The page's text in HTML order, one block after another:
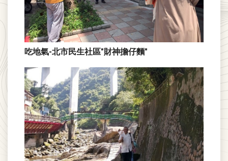
吃地氣-北市民生社區"財神擔仔麵"